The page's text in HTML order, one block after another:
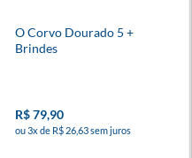
O Corvo Dourado 5 +
Brindes
R$ 79,90
ou 3x de R$ 26,63 sem juros